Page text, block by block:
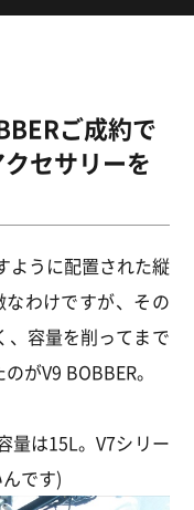
ご成約で
セサリーを
ように配置された縦
わけですが、その
、容量を削ってまで
がV9 BOBBER。
量は15L。V7シリー
です)